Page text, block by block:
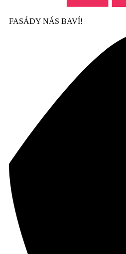
FASÁDY NÁS BAVÍ!